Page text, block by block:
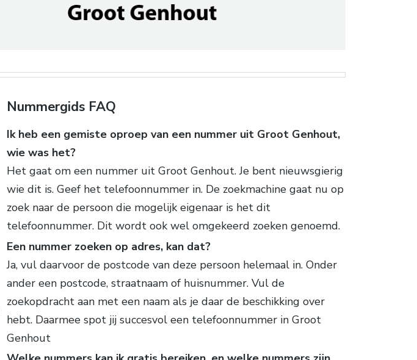
Nummergids FAQ
Ik heb een gemiste oproep van een nummer uit Groot Genhout,
wie was het?
Het gaat om een nummer uit Groot Genhout. Je bent nieuwsgierig
wie dit is. Geef het telefoonnummer in. De zoekmachine gaat nu op
zoek naar de persoon die mogelijk eigenaar is het dit
telefoonnummer. Dit wordt ook wel omgekeerd zoeken genoemd.
Een nummer zoeken op adres, kan dat?
Ja, vul daarvoor de postcode van deze persoon helemaal in. Onder
ander een postcode, straatnaam of huisnummer. Vul de
zoekopdracht aan met een naam als je daar de beschikking over
hebt. Daarmee spot jij succesvol een telefoonnummer in Groot
Genhout